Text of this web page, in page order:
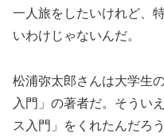
一人旅をしたいけれど、
いわけじゃないんだ。
松浦弥太郎さんは大学生
入門」の著者だ。そうい
ス入門」をくれたんだろ